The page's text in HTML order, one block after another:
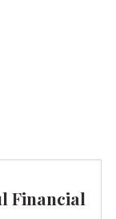
Financial